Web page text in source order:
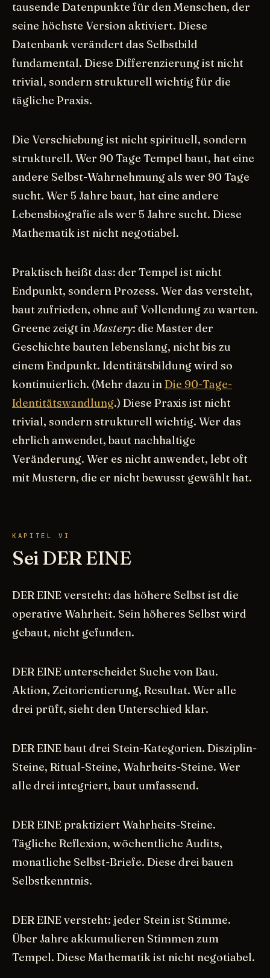
tausende Datenpunkte für den Menschen, der
seine höchste Version aktiviert. Diese
Datenbank verändert das Selbstbild
fundamental. Diese Differenzierung ist nicht
trivial, sondern strukturell wichtig für die
tägliche Praxis.
Die Verschiebung ist nicht spirituell, sondern
strukturell. Wer 90 Tage Tempel baut, hat eine
andere Selbst-Wahrnehmung als wer 90 Tage
sucht. Wer 5 Jahre baut, hat eine andere
Lebensbiografie als wer 5 Jahre sucht. Diese
Mathematik ist nicht negotiabel.
Praktisch heißt das: der Tempel ist nicht
Endpunkt, sondern Prozess. Wer das versteht,
baut zufrieden, ohne auf Vollendung zu warten.
Greene zeigt inMastery: die Master der
Geschichte bauten lebenslang, nicht bis zu
einem Endpunkt. Identitätsbildung wird so
kontinuierlich. (Mehr dazu inDie 90-Tage-
Identitätswandlung.) Diese Praxis ist nicht
trivial, sondern strukturell wichtig. Wer das
ehrlich anwendet, baut nachhaltige
Veränderung. Wer es nicht anwendet, lebt oft
mit Mustern, die er nicht bewusst gewählt hat.
KAPITEL VI
Sei DER EINE
DER EINE versteht: das höhere Selbst ist die
operative Wahrheit. Sein höheres Selbst wird
gebaut, nicht gefunden.
DER EINE unterscheidet Suche von Bau.
Aktion, Zeitorientierung, Resultat. Wer alle
drei prüft, sieht den Unterschied klar.
DER EINE baut drei Stein-Kategorien. Disziplin-
Steine, Ritual-Steine, Wahrheits-Steine. Wer
alle drei integriert, baut umfassend.
DER EINE praktiziert Wahrheits-Steine.
Tägliche Reflexion, wöchentliche Audits,
monatliche Selbst-Briefe. Diese drei bauen
Selbstkenntnis.
DER EINE versteht: jeder Stein ist Stimme.
Über Jahre akkumulieren Stimmen zum
Tempel. Diese Mathematik ist nicht negotiabel.